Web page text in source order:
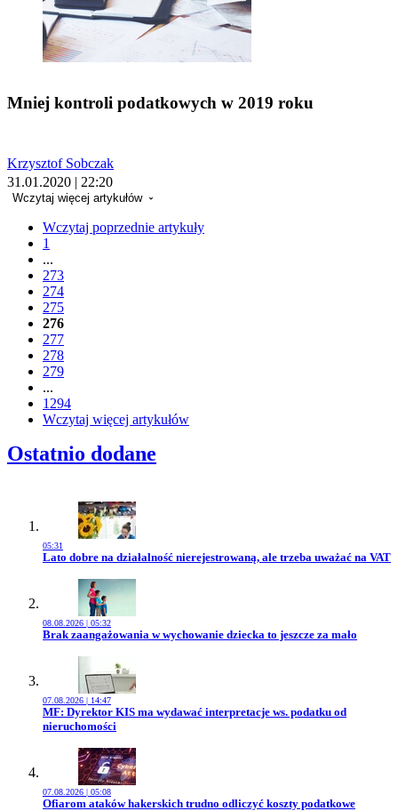
Mniej kontroli podatkowych w 2019 roku
Krzysztof Sobczak
31.01.2020 | 22:20
Wczytaj więcej artykułów
Wczytaj poprzednie artykuły
1
...
273
274
275
276
277
278
279
...
1294
Wczytaj więcej artykułów
Ostatnio dodane
05:31
Przejdź do artykułu:
Lato dobre na działalność nierejestrowaną, ale trzeba uważać na VAT
08.08.2026 | 05:32
Przejdź do artykułu:
Brak zaangażowania w wychowanie dziecka to jeszcze za mało
07.08.2026 | 14:47
Przejdź do artykułu:
MF: Dyrektor KIS ma wydawać interpretacje ws. podatku od
nieruchomości
07.08.2026 | 05:08
Przejdź do artykułu:
Ofiarom ataków hakerskich trudno odliczyć koszty podatkowe